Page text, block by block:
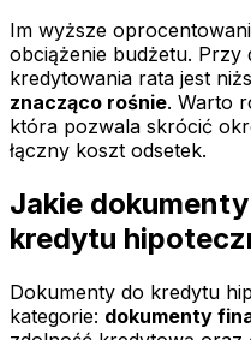
Im wyższe
obciążenie budżetu. Przy
kredytowania rata jest
znacząco rośnie. Warto
która pozwala skrócić
łączny koszt odsetek.
Jakie
kredytu
Dokumenty do kredytu
kategorie: dokumenty